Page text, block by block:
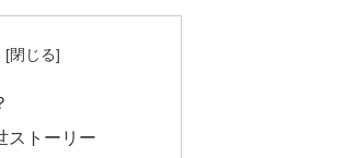
ストーリー